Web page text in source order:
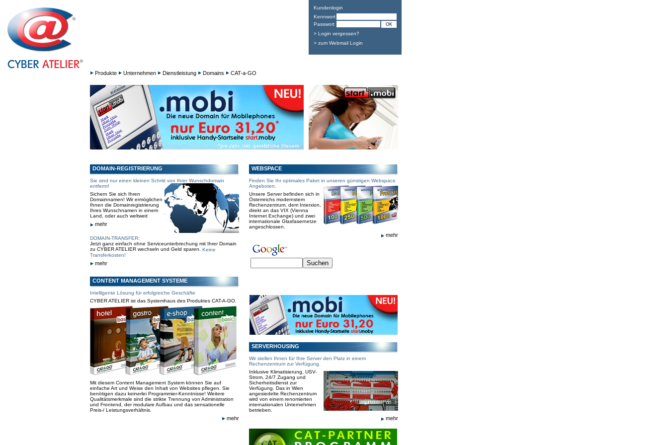
Kundenlogin
Kennwort
Passwort
> Login vergessen?
> zum Webmail Login
Produkte Unternehmen Dienstleistung Domains CAT-a-GO
DOMAIN-REGISTRIERUNG
Sie sind nur einen kleinen Schritt von Ihrer Wunschdomain
entfernt!
Sichern Sie sich Ihren
Domainnamen! Wir ermöglichen
Ihnen die Domainregistrierung
Ihres Wunschnamen in einem
Land, oder auch weltweit
mehr
DOMAIN-TRANSFER:
Jetzt ganz einfach ohne Serviceunterbrechung mit Ihrer Domain
zu CYBER ATELIER wechseln und Geld sparen. Keine
Transferkosten!
mehr
CONTENT MANAGEMENT SYSTEME
Intelligente Lösung für erfolgreiche Geschäfte
CYBER ATELIER ist das Systemhaus des Produktes CAT-A-GO.
Mit diesem Content Management System können Sie auf
einfache Art und Weise den Inhalt von Websites pflegen. Sie
benötigen dazu keinerlei Programmier-Kenntnisse! Weitere
Qualitätsmerkmale sind die strikte Trennung von Administration
und Frontend, der modulare Aufbau und das sensationelle
Preis-/ Leistungsverhältnis.
mehr
WEBSPACE
Finden Sie Ihr optimales Paket in unseren günstigen Webspace
Angeboten.
Unsere Server befinden sich in
Österreichs modernstem
Rechenzentrum, dem Interxion,
direkt an das VIX (Vienna
Internet Exchange) und zwei
internationale Glasfasernetze
angeschlossen.
mehr
SERVERHOUSING
Wir stellen Ihnen für Ihre Server den Platz in einem
Rechenzentrum zur Verfügung.
Inklusive Klimatisierung, USV-
Strom, 24/7 Zugang und
Sicherheitsdienst zur
Verfügung. Das in Wien
angesiedelte Rechenzentrum
wird von einem renomierten
internationalen Unternehmen
betrieben.
mehr